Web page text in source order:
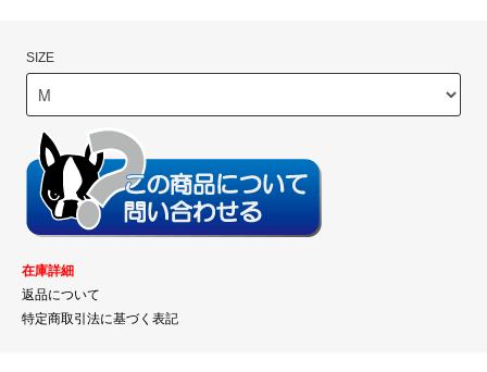
SIZE
在庫詳細
返品について
特定商取引法に基づく表記